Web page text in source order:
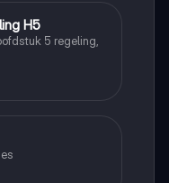
H5
5 regeling,